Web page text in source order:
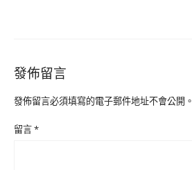
發佈留言
發佈留言必須填寫的電子郵件地址不會公開。
留言*